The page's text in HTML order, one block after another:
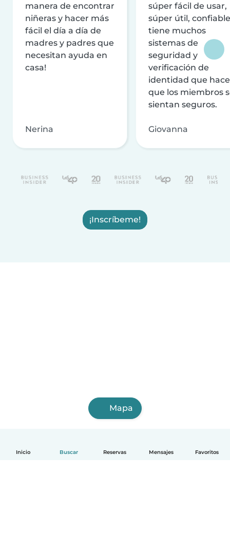
Inicio Buscar Reservas Mensajes Favoritos
manera de encontrar
niñeras y hacer más
fácil el día a día de
madres y padres que
necesitan ayuda en
casa!
Nerina
súper fácil de usar,
súper útil,
tiene muchos
sistemas de
seguridad y
verificación de
identidad que
que los miembros
sientan seguros.
Giovanna
¡Inscríbeme!
Mapa